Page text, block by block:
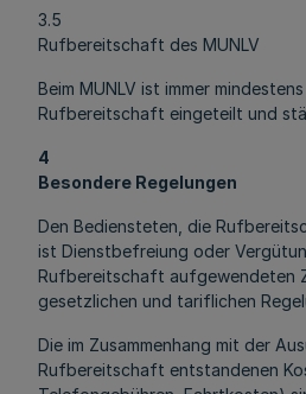
3.5
Rufbereitschaft des MUNLV
Beim MUNLV ist immer
Rufbereitschaft eingeteilt und
4
Besondere Regelungen
Den Bediensteten, die
ist Dienstbefreiung oder
Rufbereitschaft aufgewendeten
gesetzlichen und tariflichen
Die im Zusammenhang mit der
Rufbereitschaft entstandenen